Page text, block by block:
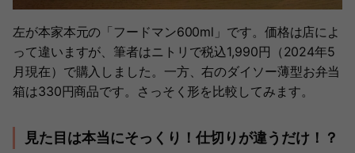
左が本家本元の「フードマン600ml」です。価格は店によ
って違いますが、筆者はニトリで税込1,990円（2024年5
月現在）で購入しました。一方、右のダイソー薄型お弁当
箱は330円商品です。さっそく形を比較してみます。
見た目は本当にそっくり！仕切りが違うだけ！？